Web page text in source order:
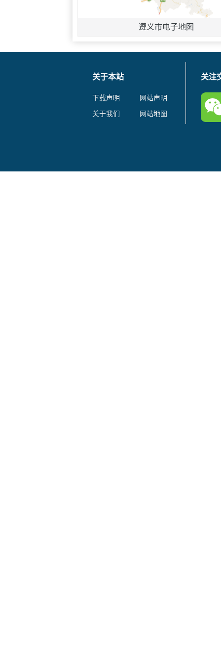
遵义市电子地图
关于本站
下载声明
网站声明
关于我们
网站地图
关注